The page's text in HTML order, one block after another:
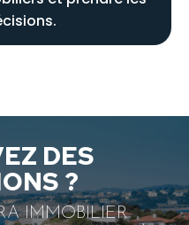
DES
?
IMMOBILIER